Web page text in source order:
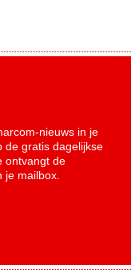
nieuws in je
de gratis dagelijkse
ontvangt de
mailbox.